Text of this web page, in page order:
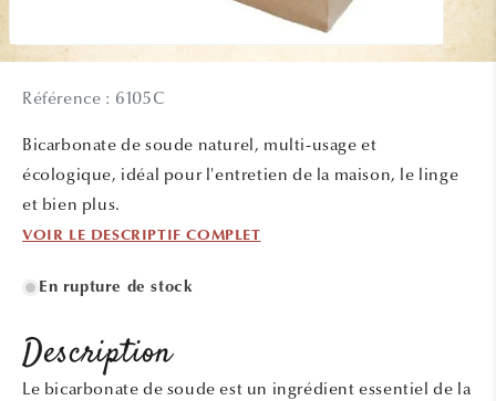
une
fenêtre
modale
Référence : 6105C
Bicarbonate de soude naturel, multi-usage et
écologique, idéal pour l'entretien de la maison, le linge
et bien plus.
VOIR LE DESCRIPTIF COMPLET
En rupture de stock
Description
Le bicarbonate de soude est un ingrédient essentiel de la